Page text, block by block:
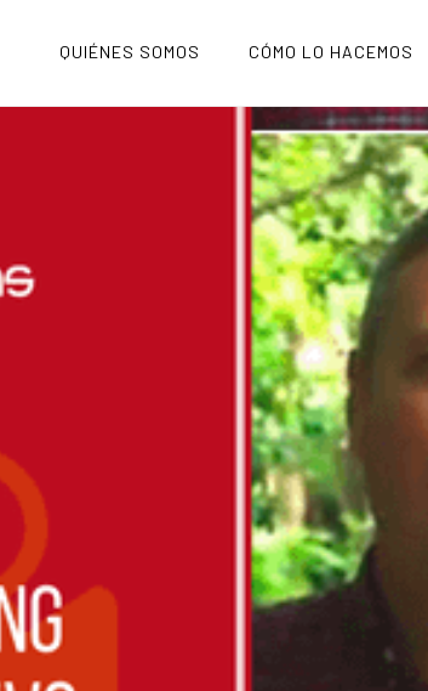
QUIÉNES SOMOS CÓMO LO HACEMOS